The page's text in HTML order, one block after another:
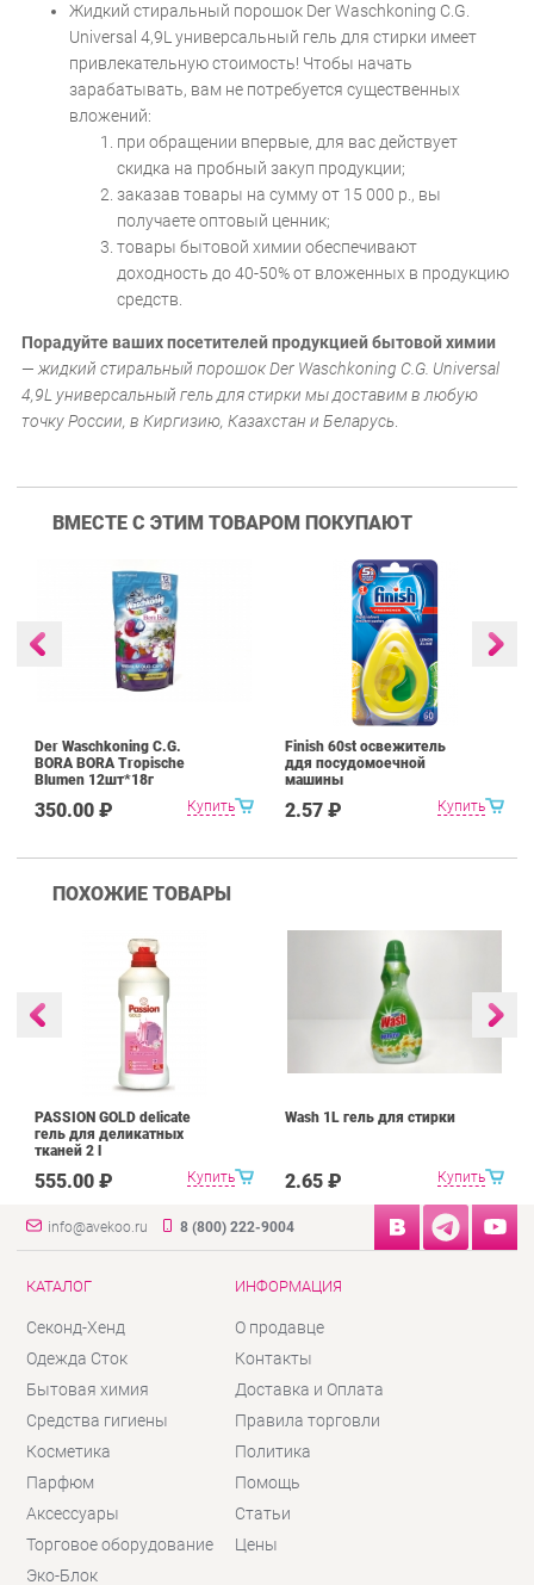
Жидкий стиральный порошок Der Waschkoning C.G.
Universal 4,9L универсальный гель для стирки имеет
привлекательную стоимость! Чтобы начать
зарабатывать, вам не потребуется существенных
вложений:
при обращении впервые, для вас действует
скидка на пробный закуп продукции;
заказав товары на сумму от 15 000 р., вы
получаете оптовый ценник;
товары бытовой химии обеспечивают
доходность до 40-50% от вложенных в продукцию
средств.
Порадуйте ваших посетителей продукцией бытовой химии
—жидкий стиральный порошок Der Waschkoning C.G. Universal
4,9L универсальный гель для стирки мы доставим в любую
точку России, в Киргизию, Казахстан и Беларусь.
ВМЕСТЕ С ЭТИМ ТОВАРОМ ПОКУПАЮТ
Купить
Der Waschkoning C.G.
BORA BORA Tropische
Blumen 12шт*18г
цветного белья
350.00 ₽ Купить
Finish 60st освежитель
ддя посудомоечной
машины
2.57 ₽
ПОХОЖИЕ ТОВАРЫ
Купить
PASSION GOLD delicate
гель для деликатных
тканей 2 l
555.00 ₽ Купить
Wash 1L гель для стирки
2.65 ₽
info@avekoo.ru 8 (800) 222-9004
КАТАЛОГ
Секонд-Хенд
Одежда Сток
Бытовая химия
Средства гигиены
Косметика
Парфюм
Аксессуары
Торговое оборудование
Эко-Блок
ИНФОРМАЦИЯ
О продавце
Контакты
Доставка и Оплата
Правила торговли
Политика
Помощь
Статьи
Цены